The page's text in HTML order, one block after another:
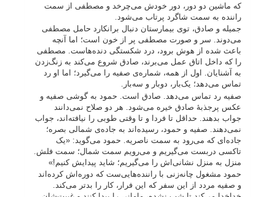
که ماشین دو دور، دور خودش می‌چرخد و مصطفی از سمت
راننده به سمت شاگرد پرتاب می‌شود.
جمیله و صادق، توی بیمارستان دنبال برانکارد حامل مصطفی
می‌دوند. سر و صورت مصطفی پر از خون است؛ اما آنچه
باعث شده از هوش برود، درد شکستگی دنده‌هاست. مصطفی
را که داخل اتاق عمل می‌برند، صادق شروع می‌کند به زنگ‌زدن
به آشنایان. اول از همه، شماره‌ی صفیه را می‌گیرد؛ اما او رد
تماس می‌دهد؛ یک‌بار، دوبار و سه‌بار.
صفیه رد تماس می‌دهد. صادق است. حمود به گوشی صفیه و
عکس پرجذبۀ صادق خیره می‌شود. هر دو صلاح نمی‌دانند
جواب بدهند. حداقل تا فردا و تا وقتی طوبی را نیافته‌اند، جواب
نمی‌دهند. صفیه و حمود، رسیده‌‌اند به جاده‌ی شمالی بصره؛
جاده‌ای که می‌رود به سمت ناصریه. حمود می‌گوید: «یک
تاکسی دربست می‌گیریم و می‌رویم سمت شمال؛ سمت فلش.
منزل به منزل نشانی‌اش را می‌گیریم؛ شاید پیدایش کنیم!»
حمود مشغول چانه‌زنی با راننده‌هایی‌ست که دوره‌اش کرده‌اند
و صفیه مردد از این سفر که این فرار، کار را بدتر می‌کند.